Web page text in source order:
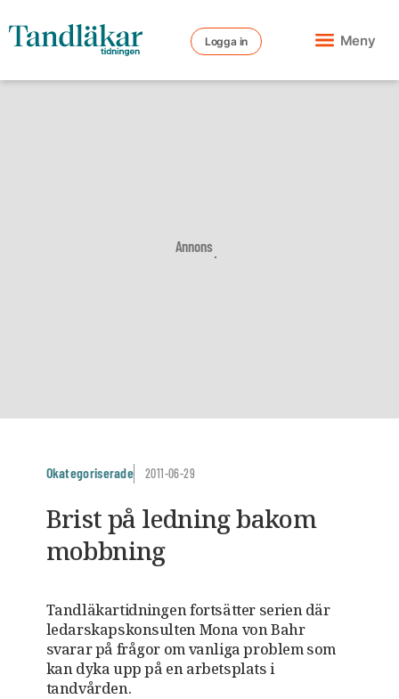
Logga in Meny
Annons
Okategoriserade 2011-06-29
Brist på ledning bakom
mobbning
Tandläkartidningen fortsätter serien där
ledarskapskonsulten Mona von Bahr
svarar på frågor om vanliga problem som
kan dyka upp på en arbetsplats i
tandvården.